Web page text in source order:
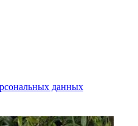
данных